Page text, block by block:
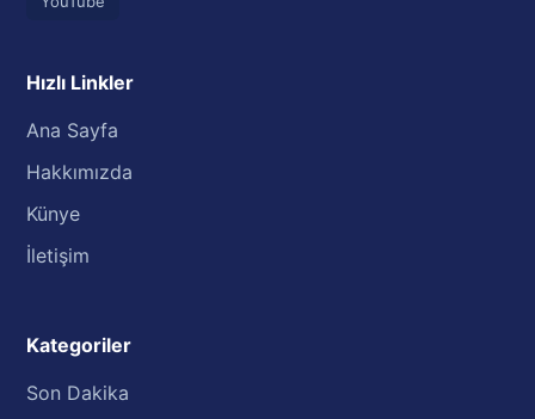
Hızlı Linkler
Ana Sayfa
Hakkımızda
Künye
İletişim
Kategoriler
Son Dakika